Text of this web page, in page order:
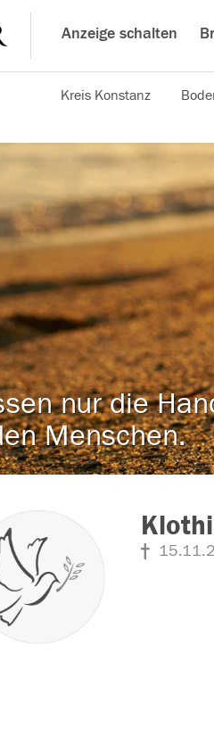
Anzeige schalten
Kreis Konstanz
nur die
Menschen.